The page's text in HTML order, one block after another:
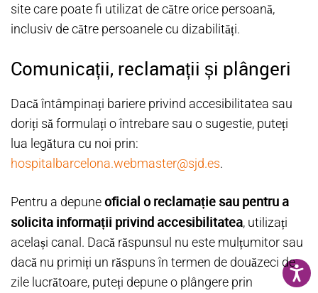
site care poate fi utilizat de către orice persoană,
inclusiv de către persoanele cu dizabilități.
Comunicații, reclamații și plângeri
Dacă întâmpinați bariere privind accesibilitatea sau
doriți să formulați o întrebare sau o sugestie, puteți
lua legătura cu noi prin:
hospitalbarcelona.webmaster@sjd.es.
Pentru a depuneoficial o reclamație sau pentru a
solicita informații privind accesibilitatea, utilizați
același canal. Dacă răspunsul nu este mulțumitor sau
dacă nu primiți un răspuns în termen de douăzeci de
zile lucrătoare, puteți depune o plângere prin